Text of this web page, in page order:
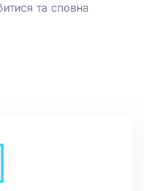
та сповна